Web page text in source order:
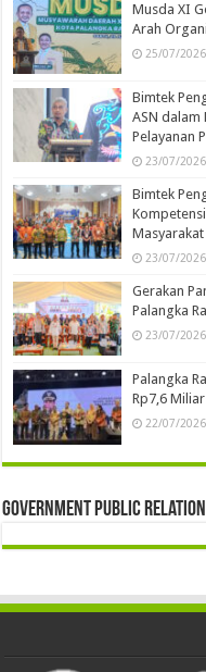
Musda XI
Arah
25/07/2026
Bimtek
ASN dalam
Pelayanan
23/07/2026
Bimtek
Masyarakat
23/07/2026
Gerakan
Palangka
23/07/2026
Palangka
Rp7,6 Miliar
22/07/2026
Government Public Relation